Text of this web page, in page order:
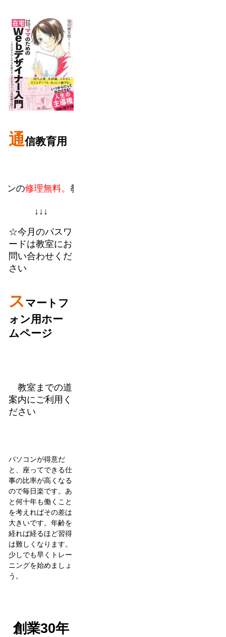
通信教育用
無料。教室での個人授業に加えてフランチャイズの
↓↓↓
☆今月のパスワ
ードは教室にお
問い合わせくだ
さい
スマートフ
ォン用ホー
ムページ
教室までの道
案内にご利用く
ださい
パソコンが得意だ
と、座ってできる仕
事の比率が高くなる
ので毎日楽です。あ
と何十年も働くこと
を考えればその差は
大きいです。年齢を
経れば経るほど習得
は難しくなります。
少しでも早くトレー
ニングを始めましょ
う。
創業30年